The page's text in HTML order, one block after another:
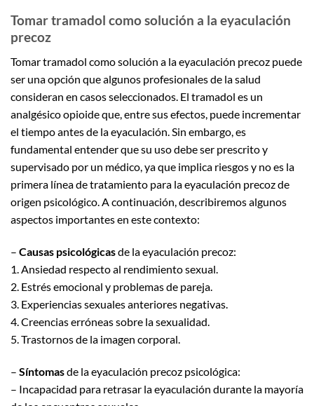
Tomar tramadol como solución a la eyaculación
precoz
Tomar tramadol como solución a la eyaculación precoz puede
ser una opción que algunos profesionales de la salud
consideran en casos seleccionados. El tramadol es un
analgésico opioide que, entre sus efectos, puede incrementar
el tiempo antes de la eyaculación. Sin embargo, es
fundamental entender que su uso debe ser prescrito y
supervisado por un médico, ya que implica riesgos y no es la
primera línea de tratamiento para la eyaculación precoz de
origen psicológico. A continuación, describiremos algunos
aspectos importantes en este contexto:
– Causas psicológicasde la eyaculación precoz:
1. Ansiedad respecto al rendimiento sexual.
2. Estrés emocional y problemas de pareja.
3. Experiencias sexuales anteriores negativas.
4. Creencias erróneas sobre la sexualidad.
5. Trastornos de la imagen corporal.
– Síntomasde la eyaculación precoz psicológica:
– Incapacidad para retrasar la eyaculación durante la mayoría